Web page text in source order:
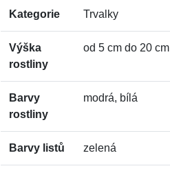
Kategorie Trvalky
Výška
rostliny
od 5 cm do 20 cm
Barvy
rostliny
modrá, bílá
Barvy listů zelená